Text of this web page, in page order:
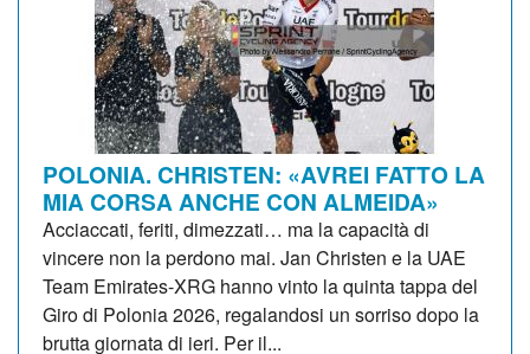
POLONIA. CHRISTEN: «AVREI FATTO LA
MIA CORSA ANCHE CON ALMEIDA»
Acciaccati, feriti, dimezzati… ma la capacità di
vincere non la perdono mai. Jan Christen e la UAE
Team Emirates-XRG hanno vinto la quinta tappa del
Giro di Polonia 2026, regalandosi un sorriso dopo la
brutta giornata di ieri. Per il...